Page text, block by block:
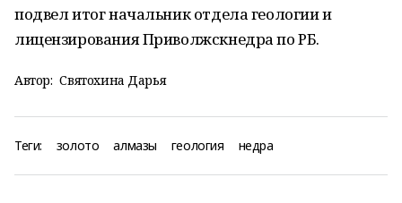
подвел итог начальник отдела геологии и
лицензирования Приволжскнедра по РБ.
Автор: Святохина Дарья
Теги: золото алмазы геология недра